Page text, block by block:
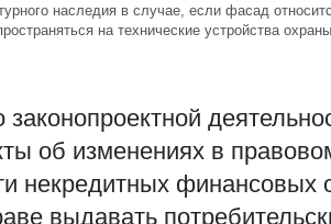
наследия в случае, если фасад
на технические устройства
законопроектной
об изменениях в
некредитных финансовых
выдавать